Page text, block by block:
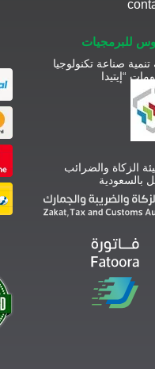
للبرمجيات
صناعة تكنولوجيا
“إيتيدا
الزكاة والضرائب
بالسعودية